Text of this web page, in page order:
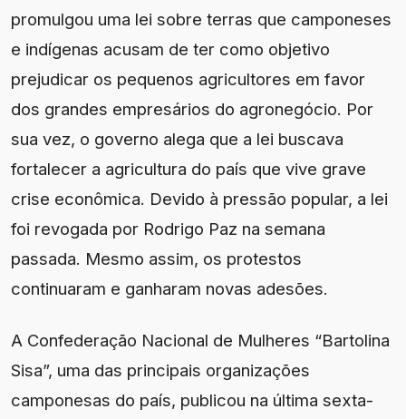
promulgou uma lei sobre terras que camponeses
e indígenas acusam de ter como objetivo
prejudicar os pequenos agricultores em favor
dos grandes empresários do agronegócio. Por
sua vez, o governo alega que a lei buscava
fortalecer a agricultura do país que vive grave
crise econômica. Devido à pressão popular, a lei
foi revogada por Rodrigo Paz na semana
passada. Mesmo assim, os protestos
continuaram e ganharam novas adesões.
A Confederação Nacional de Mulheres “Bartolina
Sisa”, uma das principais organizações
camponesas do país, publicou na última sexta-